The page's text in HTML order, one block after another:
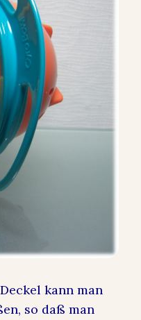
kann man
so daß man